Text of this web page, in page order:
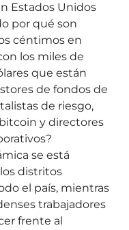
Estados Unidos
por qué son
céntimos en
los miles de
que están
de fondos de
de riesgo,
y directores
se está
distritos
el país, mientras
trabajadores
frente al